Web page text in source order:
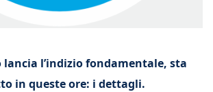
l’indizio fondamentale, sta
in queste ore: i dettagli.